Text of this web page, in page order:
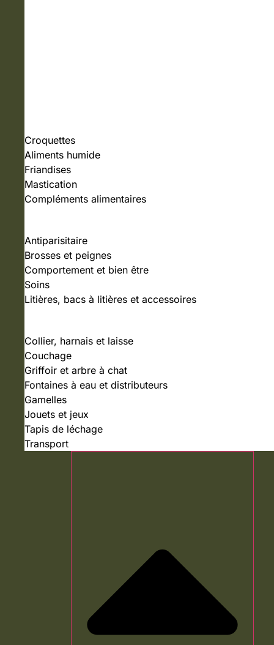
Croquettes
Aliments humide
Friandises
Mastication
Compléments alimentaires
Antiparisitaire
Brosses et peignes
Comportement et bien être
Soins
Litières, bacs à litières et accessoires
Collier, harnais et laisse
Couchage
Griffoir et arbre à chat
Fontaines à eau et distributeurs
Gamelles
Jouets et jeux
Tapis de léchage
Transport